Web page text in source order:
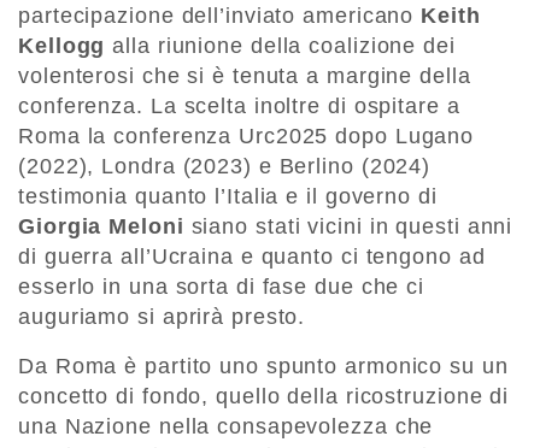
partecipazione dell’inviato americano Keith
Kellogg alla riunione della coalizione dei
volenterosi che si è tenuta a margine della
conferenza. La scelta inoltre di ospitare a
Roma la conferenza Urc2025 dopo Lugano
(2022), Londra (2023) e Berlino (2024)
testimonia quanto l’Italia e il governo di
Giorgia Meloni siano stati vicini in questi anni
di guerra all’Ucraina e quanto ci tengono ad
esserlo in una sorta di fase due che ci
auguriamo si aprirà presto.
Da Roma è partito uno spunto armonico su un
concetto di fondo, quello della ricostruzione di
una Nazione nella consapevolezza che